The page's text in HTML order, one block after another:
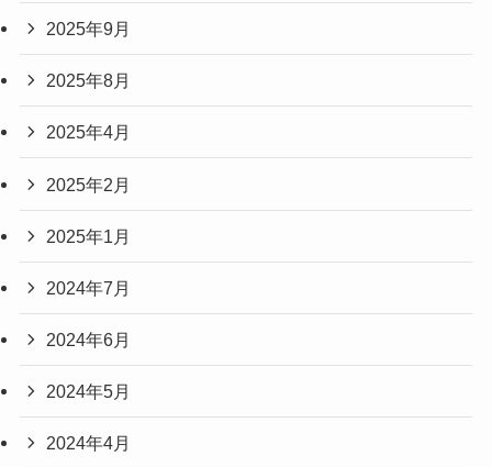
2025年9月
2025年8月
2025年4月
2025年2月
2025年1月
2024年7月
2024年6月
2024年5月
2024年4月